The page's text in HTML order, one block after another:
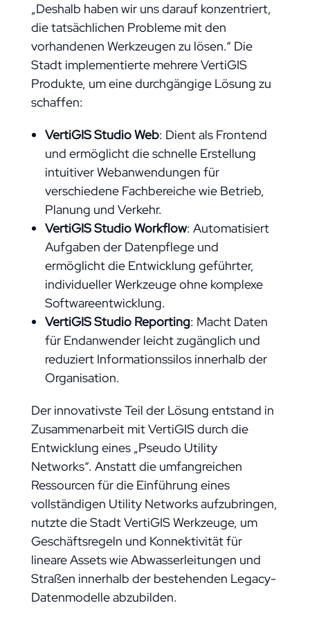
„Deshalb haben wir uns darauf konzentriert,
die tatsächlichen Probleme mit den
vorhandenen Werkzeugen zu lösen.“ Die
Stadt implementierte mehrere VertiGIS
Produkte, um eine durchgängige Lösung zu
schaffen:
VertiGIS Studio Web: Dient als Frontend
und ermöglicht die schnelle Erstellung
intuitiver Webanwendungen für
verschiedene Fachbereiche wie Betrieb,
Planung und Verkehr.
VertiGIS Studio Workflow: Automatisiert
Aufgaben der Datenpflege und
ermöglicht die Entwicklung geführter,
individueller Werkzeuge ohne komplexe
Softwareentwicklung.
VertiGIS Studio Reporting: Macht Daten
für Endanwender leicht zugänglich und
reduziert Informationssilos innerhalb der
Organisation.
Der innovativste Teil der Lösung entstand in
Zusammenarbeit mit VertiGIS durch die
Entwicklung eines „Pseudo Utility
Networks“. Anstatt die umfangreichen
Ressourcen für die Einführung eines
vollständigen Utility Networks aufzubringen,
nutzte die Stadt VertiGIS Werkzeuge, um
Geschäftsregeln und Konnektivität für
lineare Assets wie Abwasserleitungen und
Straßen innerhalb der bestehenden Legacy-
Datenmodelle abzubilden.